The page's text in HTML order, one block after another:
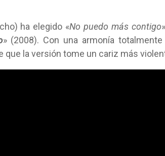
ha elegido «No puedo más contigo
» (2008). Con una armonía
que la versión tome un cariz más